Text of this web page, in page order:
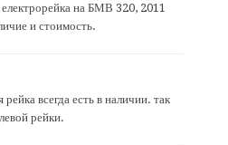
на БМВ 320, 2011
и стоимость.
рейка всегда есть в наличии. так
рейки.